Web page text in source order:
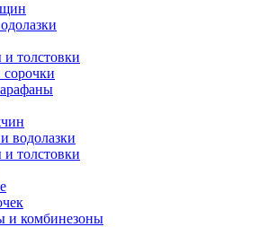
толстовки
водолазки
толстовки
и комбинезоны